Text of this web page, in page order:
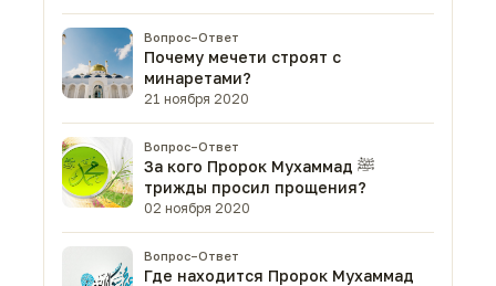
Вопрос–Ответ
Почему мечети строят с
минаретами?
21 ноября 2020
Вопрос–Ответ
За кого Пророк Мухаммад ﷺ
трижды просил прощения?
02 ноября 2020
Вопрос–Ответ
Где находится Пророк Мухаммад